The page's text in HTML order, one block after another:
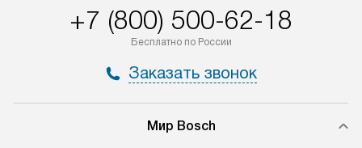
+7 (800) 500-62-18
Бесплатно по России
Заказать звонок
Мир Bosch